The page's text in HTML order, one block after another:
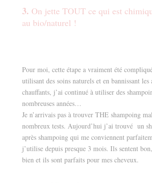
3. On jette TOUT ce qui est
au bio/naturel !
Pour moi, cette étape a vraiment été
utilisant des soins naturels et en bannissant les
chauffants, j’ai continué à utiliser des
nombreuses années…
Je n’arrivais pas à trouver THE shampoing
nombreux tests. Aujourd’hui j’ai trouvé un
après shampoing qui me conviennent
j’utilise depuis presque 3 mois. Ils sentent
bien et ils sont parfaits pour mes cheveux.